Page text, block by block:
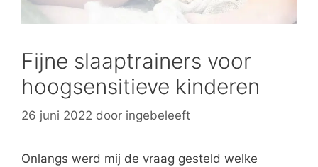
Fijne slaaptrainers voor
hoogsensitieve kinderen
26 juni 2022 door ingebeleeft
Onlangs werd mij de vraag gesteld welke